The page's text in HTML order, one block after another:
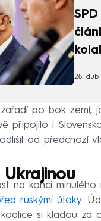
28. dub
po bok zemí,
připojilo i
od předchozí
na konci minulého
ruskými útoky.
koalice si kladou